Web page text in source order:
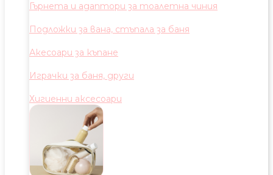
Гърнета и адаптори за тоалетна чиния
Подложки за вана, стъпала за баня
Акесоари за къпане
Играчки за баня, други
Хигиенни аксесоари